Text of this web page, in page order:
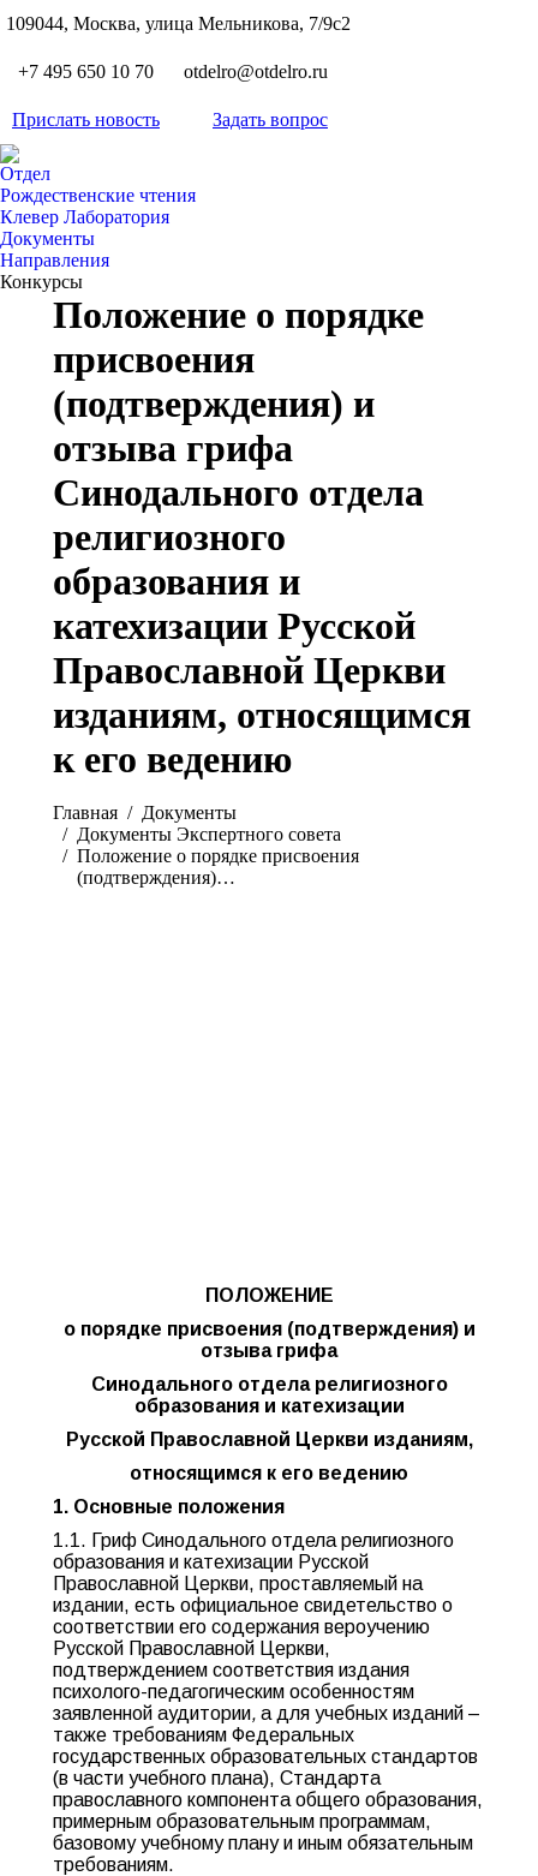
109044, Москва, улица Мельникова, 7/9с2
+7 495 650 10 70 otdelro@otdelro.ru
Прислать новость Задать вопрос
Отдел
Рождественские чтения
Клевер Лаборатория
Документы
Направления
Конкурсы
Положение о порядке
присвоения
(подтверждения) и
отзыва грифа
Синодального отдела
религиозного
образования и
катехизации Русской
Православной Церкви
изданиям, относящимся
к его ведению
Главная
Документы
Документы Экспертного совета
Положение о порядке присвоения
(подтверждения)…
ПОЛОЖЕНИЕ
о порядке присвоения (подтверждения) и
отзыва грифа
Синодального отдела религиозного
образования и катехизации
Русской Православной Церкви изданиям,
относящимся к его ведению
1. Основные положения
1.1. Гриф Синодального отдела религиозного
образования и катехизации Русской
Православной Церкви, проставляемый на
издании, есть официальное свидетельство о
соответствии его содержания вероучению
Русской Православной Церкви,
подтверждением соответствия издания
психолого-педагогическим особенностям
заявленной аудитории, а для учебных изданий –
также требованиям Федеральных
государственных образовательных стандартов
(в части учебного плана), Стандарта
православного компонента общего образования,
примерным образовательным программам,
базовому учебному плану и иным обязательным
требованиям.